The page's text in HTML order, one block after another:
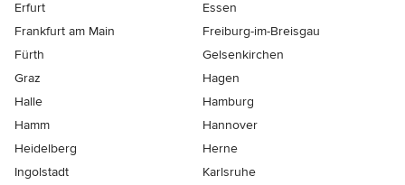
Erfurt
Essen
Frankfurt am Main
Freiburg-im-Breisgau
Fürth
Gelsenkirchen
Graz
Hagen
Halle
Hamburg
Hamm
Hannover
Heidelberg
Herne
Ingolstadt
Karlsruhe